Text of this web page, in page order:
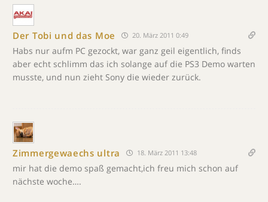
Der Tobi und das Moe 20. März 2011 0:49
Habs nur aufm PC gezockt, war ganz geil eigentlich, finds
aber echt schlimm das ich solange auf die PS3 Demo warten
musste, und nun zieht Sony die wieder zurück.
Zimmergewaechs ultra 18. März 2011 13:48
mir hat die demo spaß gemacht,ich freu mich schon auf
nächste woche….